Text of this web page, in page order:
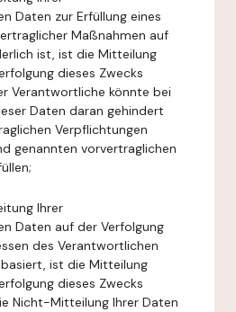
Daten zur Erfüllung eines
Maßnahmen auf
ist, ist die Mitteilung
dieses Zwecks
Verantwortliche könnte bei
Daten daran gehindert
Verpflichtungen
genannten vorvertraglichen
Ihrer
Daten auf der Verfolgung
des Verantwortlichen
ist die Mitteilung
dieses Zwecks
Nicht-Mitteilung Ihrer Daten